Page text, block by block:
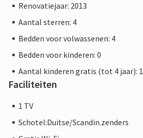
Renovatiejaar: 2013
Aantal sterren: 4
Bedden voor volwassenen: 4
Bedden voor kinderen: 0
Aantal kinderen gratis (tot 4 jaar): 1
Faciliteiten
1 TV
Schotel:Duitse/Scandin.zenders